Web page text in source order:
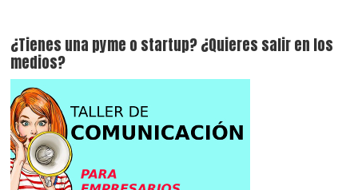
¿Tienes una pyme o startup? ¿Quieres salir en los
medios?